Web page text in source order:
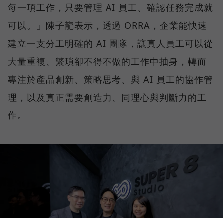
每一項工作，只要管理 AI 員工、確認任務完成就
可以。」陳子龍表示，透過 ORRA，企業能快速
建立一支分工明確的 AI 團隊，讓真人員工可以從
大量重複、繁瑣卻不得不做的工作中抽身，轉而
專注於產品創新、策略思考、與 AI 員工的協作管
理，以及真正需要創造力、同理心與判斷力的工
作。